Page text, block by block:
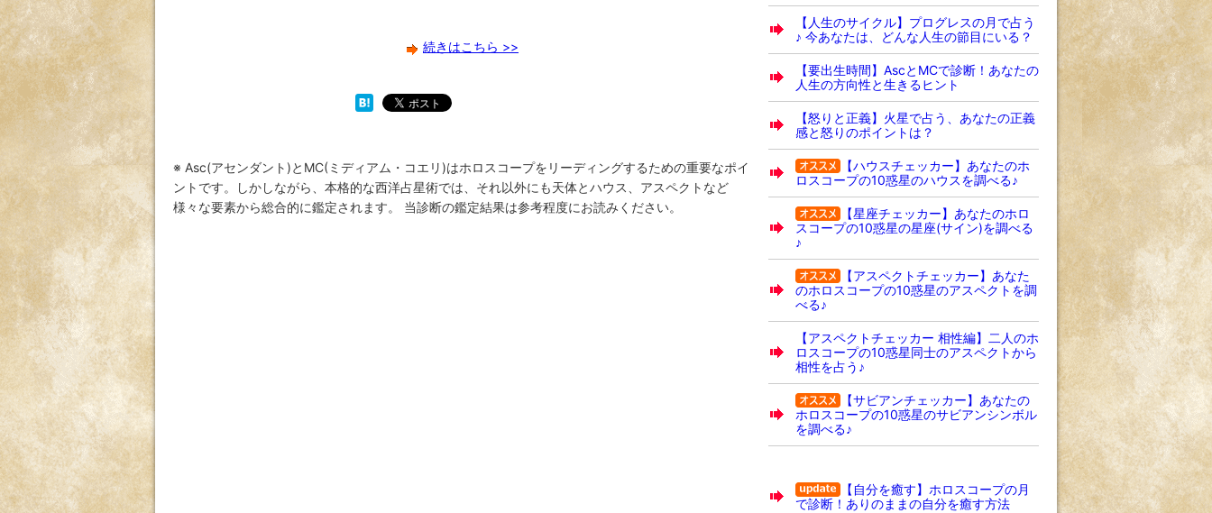
続きはこちら >>
※ Asc(アセンダント)とMC(ミディアム・コエリ)はホロスコープをリーディングするための重要なポイ
ントです。しかしながら、本格的な西洋占星術では、それ以外にも天体とハウス、アスペクトなど
様々な要素から総合的に鑑定されます。 当診断の鑑定結果は参考程度にお読みください。
【人生のサイクル】プログレスの月で占う
♪ 今あなたは、どんな人生の節目にいる？
【要出生時間】AscとMCで診断！あなたの
人生の方向性と生きるヒント
【怒りと正義】火星で占う、あなたの正義
感と怒りのポイントは？
【ハウスチェッカー】あなたのホ
ロスコープの10惑星のハウスを調べる♪
【星座チェッカー】あなたのホロ
スコープの10惑星の星座(サイン)を調べる
♪
【アスペクトチェッカー】あなた
のホロスコープの10惑星のアスペクトを調
べる♪
【アスペクトチェッカー 相性編】二人のホ
ロスコープの10惑星同士のアスペクトから
相性を占う♪
【サビアンチェッカー】あなたの
ホロスコープの10惑星のサビアンシンボル
を調べる♪
【自分を癒す】ホロスコープの月
で診断！ありのままの自分を癒す方法